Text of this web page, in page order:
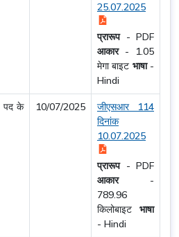
25.07.2025
प्रारूप- PDF
आकार -
1.05
मेगा बाइट भाषा-
Hindi
पद के
10/07/2025
जीएसआर 114
दिनांक
10.07.2025
प्रारूप- PDF
आकार -
789.96
किलोबाइट भाषा
- Hindi